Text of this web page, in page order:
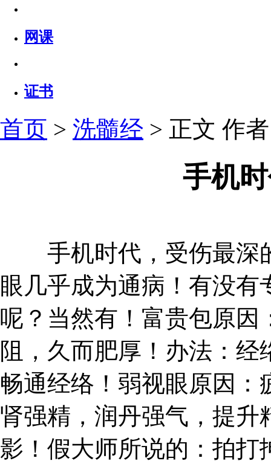
网课
证书
首页 > 洗髓经 > 正文 作
手机
手机时代，受伤最深
眼几乎成为通病！有没
呢？当然有！富贵包原因
阻，久而肥厚！办法：
畅通经络！弱视眼原因：
肾强精，润丹强气，提升
影！假大师所说的：拍打